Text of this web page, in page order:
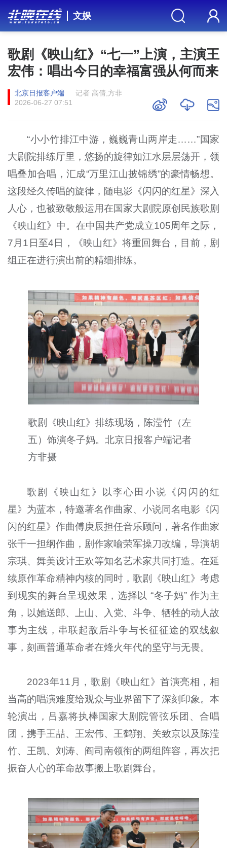
文娱
歌剧《映山红》“七一”上演，主演王
宏伟：唱出今日的幸福富强从何而来
北京日报客户端
记者 高倩,方非
2026-06-27 07:51
“小小竹排江中游，巍巍青山两岸走……”国家
大剧院排练厅里，悠扬的旋律如江水层层荡开，领
唱叠加合唱，汇成“万里江山披锦绣”的豪情畅想。
这段经久传唱的旋律，随电影《闪闪的红星》深入
人心，也被致敬般运用在国家大剧院原创民族歌剧
《映山红》中。在中国共产党成立105周年之际，
7月1日至4日，《映山红》将重回舞台，目前，剧
组正在进行演出前的精细排练。
歌剧《映山红》排练现场，陈滢竹（左
五）饰演冬子妈。北京日报客户端记者
方非摄
歌剧《映山红》以李心田小说《闪闪的红
星》为蓝本，特邀著名作曲家、小说同名电影《闪
闪的红星》作曲傅庚辰担任音乐顾问，著名作曲家
张千一担纲作曲，剧作家喻荣军操刀改编，导演胡
宗琪、舞美设计王欢等知名艺术家共同打造。在延
续原作革命精神内核的同时，歌剧《映山红》考虑
到现实的舞台呈现效果，选择以 “冬子妈” 作为主
角，以她送郎、上山、入党、斗争、牺牲的动人故
事为主线，串联起敌后斗争与长征征途的双线叙
事，刻画普通革命者在烽火年代的坚守与无畏。
2023年11月，歌剧《映山红》首演亮相，相
当高的唱演难度给观众与业界留下了深刻印象。本
轮演出，吕嘉将执棒国家大剧院管弦乐团、合唱
团，携手王喆、王宏伟、王鹤翔、关致京以及陈滢
竹、王凯、刘涛、阎司南领衔的两组阵容，再次把
振奋人心的革命故事搬上歌剧舞台。